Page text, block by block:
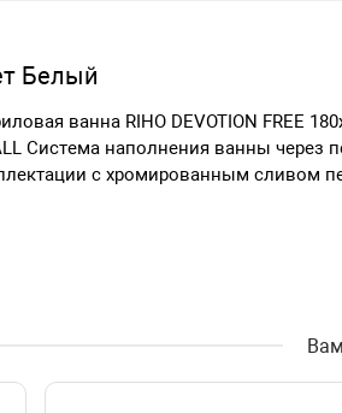
Белый
ванна RIHO DEVOTION FREE
Система наполнения ванны через
с хромированным сливом